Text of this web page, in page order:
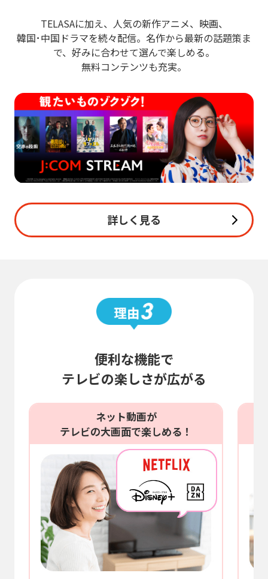
TELASAに加え、人気の新作アニメ、映画、
韓国･中国ドラマを続々配信。名作から最新の話題策ま
で、好みに合わせて選んで楽しめる。
無料コンテンツも充実。
詳しく見る
便利な機能で
テレビの楽しさが広がる
ネット動画が
テレビの大画面で楽しめる！